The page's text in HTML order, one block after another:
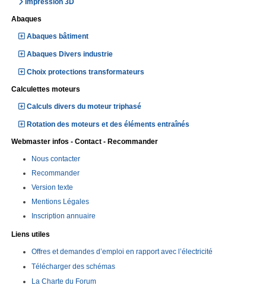
Impression 3D
Abaques
Abaques bâtiment
Abaques Divers industrie
Choix protections transformateurs
Calculettes moteurs
Calculs divers du moteur triphasé
Rotation des moteurs et des éléments entraînés
Webmaster infos - Contact - Recommander
Nous contacter
Recommander
Version texte
Mentions Légales
Inscription annuaire
Liens utiles
Offres et demandes d’emploi en rapport avec l’électricité
Télécharger des schémas
La Charte du Forum